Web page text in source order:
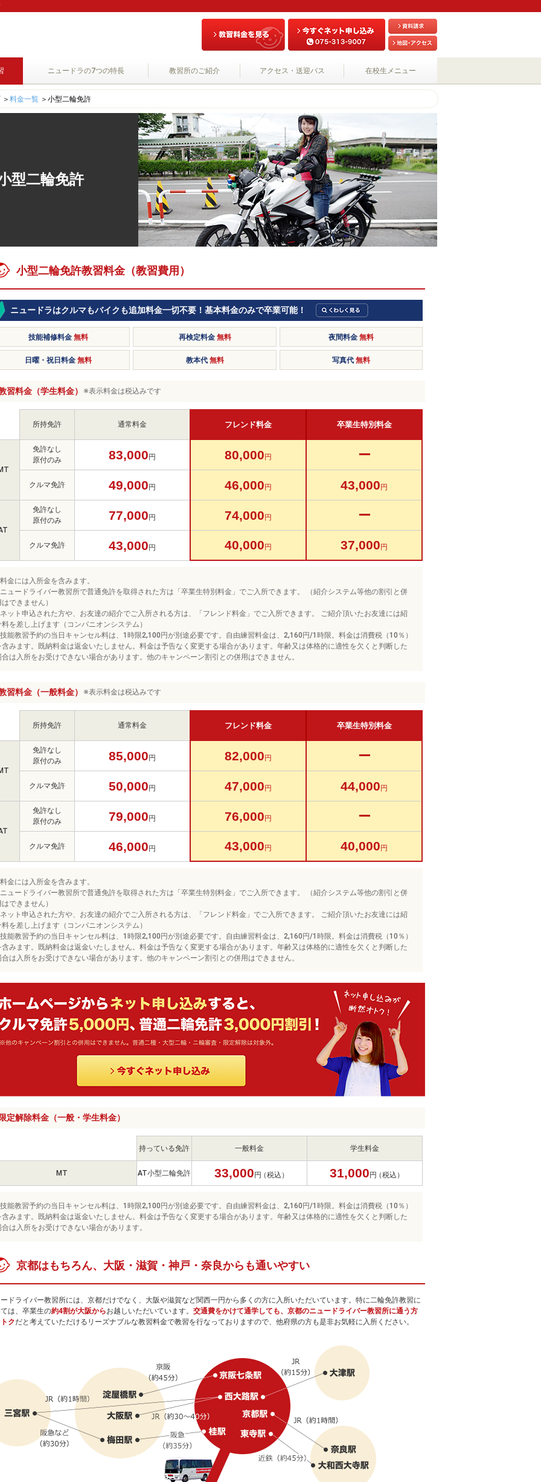
ニュードラの7つの特長 教習所のご紹介 アクセス・送迎バス 在校生メニュー
＞ 料金一覧 ＞ 小型二輪免許
型二輪免許
小型二輪免許教習料金（教習費用）
ニュードラはクルマもバイクも追加料金一切不要！基本料金のみで卒業可能！
技能補修料金 無料 再検定料金 無料 夜間料金 無料
日曜・祝日料金 無料 教本代 無料 写真代 無料
習料金（学生料金） ※表示料金は税込みです
所持免許 通常料金 フレンド料金 卒業生特別料金
免許なし
原付のみ
83,000 円 80,000 円 ー
クルマ免許 49,000 円 46,000 円 43,000 円
免許なし
原付のみ
77,000 円 74,000 円 ー
クルマ免許 43,000 円 40,000 円 37,000 円
金には入所金を含みます。
ュードライバー教習所で普通免許を取得された方は「卒業生特別料金」でご入所できます。 （紹介システム等他の割引と併
はできません）
ット申込された方や、お友達の紹介でご入所される方は、「フレンド料金」でご入所できます。 ご紹介頂いたお友達には紹
料を差し上げます（コンパニオンシステム）
能教習予約の当日キャンセル料は、1時限2,100円が別途必要です。自由練習料金は、2,160円/1時限。料金は消費税（10％）
含みます。既納料金は返金いたしません。料金は予告なく変更する場合があります。年齢又は体格的に適性を欠くと判断した
合は入所をお受けできない場合があります。他のキャンペーン割引との併用はできません。
習料金（一般料金） ※表示料金は税込みです
所持免許 通常料金 フレンド料金 卒業生特別料金
免許なし
原付のみ
85,000 円 82,000 円 ー
クルマ免許 50,000 円 47,000 円 44,000 円
免許なし
原付のみ
79,000 円 76,000 円 ー
クルマ免許 46,000 円 43,000 円 40,000 円
金には入所金を含みます。
ュードライバー教習所で普通免許を取得された方は「卒業生特別料金」でご入所できます。 （紹介システム等他の割引と併
はできません）
ット申込された方や、お友達の紹介でご入所される方は、「フレンド料金」でご入所できます。 ご紹介頂いたお友達には紹
料を差し上げます（コンパニオンシステム）
能教習予約の当日キャンセル料は、1時限2,100円が別途必要です。自由練習料金は、2,160円/1時限。料金は消費税（10％）
含みます。既納料金は返金いたしません。料金は予告なく変更する場合があります。年齢又は体格的に適性を欠くと判断した
合は入所をお受けできない場合があります。他のキャンペーン割引との併用はできません。
定解除料金（一般・学生料金）
持っている免許 一般料金 学生料金
MT AT小型二輪免許 33,000 円（税込） 31,000 円（税込）
能教習予約の当日キャンセル料は、1時限2,100円が別途必要です。自由練習料金は、2,160円/1時限。料金は消費税（10％）
含みます。既納料金は返金いたしません。料金は予告なく変更する場合があります。年齢又は体格的に適性を欠くと判断した
合は入所をお受けできない場合があります。
京都はもちろん、大阪・滋賀・神戸・奈良からも通いやすい
ドライバー教習所には、京都だけでなく、大阪や滋賀など関西一円から多くの方に入所いただいています。特に二輪免許教習に
は、卒業生の約4割が大阪からお越しいただいています。 交通費をかけて通学しても、京都のニュードライバー教習所に通う方
クだと考えていただけるリーズナブルな教習料金で教習を行なっておりますので、他府県の方も是非お気軽に入所ください。